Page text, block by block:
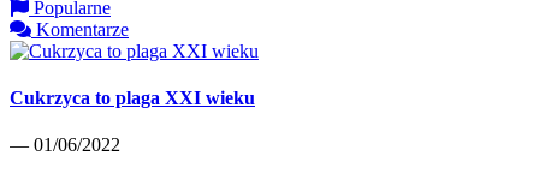
Popularne
Komentarze
Cukrzyca to plaga XXI wieku
— 01/06/2022